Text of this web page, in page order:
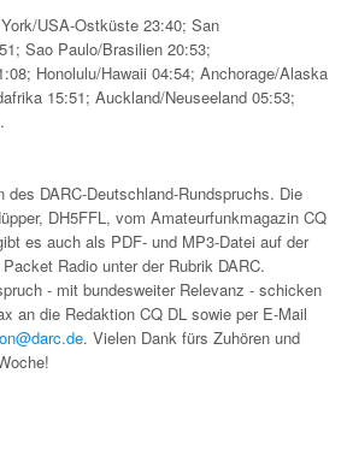
USA-Ostküste 23:40; San
Sao Paulo/Brasilien 20:53;
Honolulu/Hawaii 04:54; Anchorage/Alaska
15:51; Auckland/Neuseeland 05:53;
des DARC-Deutschland-Rundspruchs. Die
DH5FFL, vom Amateurfunkmagazin CQ
es auch als PDF- und MP3-Datei auf der
Radio unter der Rubrik DARC.
- mit bundesweiter Relevanz - schicken
an die Redaktion CQ DL sowie per E-Mail
. Vielen Dank fürs Zuhören und